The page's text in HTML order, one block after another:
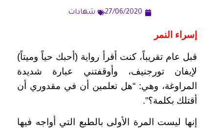
27/06/2020 شهادات
إسراء النمر
قبل عام تقريباً، كنت أقرأ رواية (أحبك حياً وميتاً)
لإيفان تورجنيف، وأوقفتني عبارة شديدة
المراوغة، وهي: “هل تعلمين أن في مقدوري أن
أقتلك بكلمة؟”.
إنها ليست المرة الأولى بالطبع التي أواجه فيها